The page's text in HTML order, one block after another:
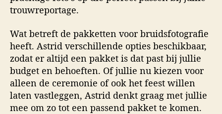
trouwreportage.
Wat betreft de pakketten voor bruidsfotografie
heeft. Astrid verschillende opties beschikbaar,
zodat er altijd een pakket is dat past bij jullie
budget en behoeften. Of jullie nu kiezen voor
alleen de ceremonie of ook het feest willen
laten vastleggen, Astrid denkt graag met jullie
mee om zo tot een passend pakket te komen.